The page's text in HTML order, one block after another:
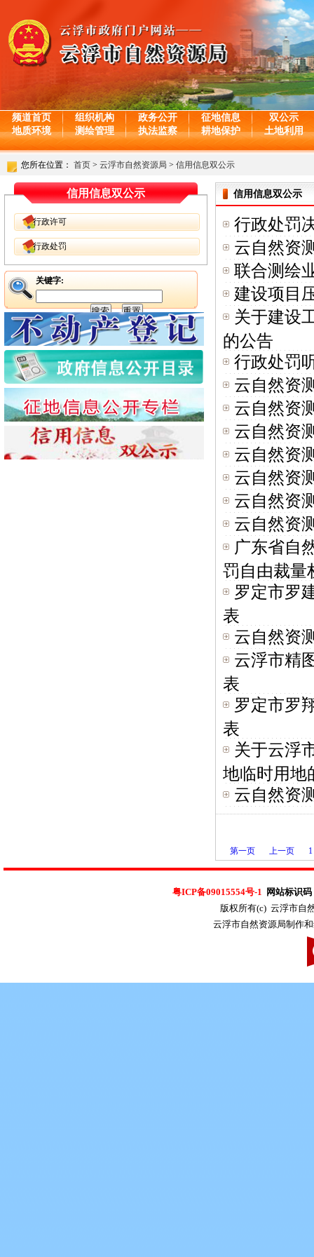
频道首页 组织机构 政务公开 征地信息
双公示
地质环境
测绘管理 执法监察 耕地保护 土地利用
您所在位置： 首页 > 云浮市自然资源局 > 信用信息双公示
信用信息双公示
行政许可
行政处罚
关键字:
信用信息双公示
行政处罚
云自然资
联合测绘
建设项目
关于建设
的公告
行政处罚
云自然资
云自然资
云自然资
云自然资
云自然资
云自然资
云自然资
广东省自
罚自由裁量
罗定市罗
表
云自然资
云浮市精
表
罗定市罗
表
关于云浮
地临时用地
云自然资
第一页 上一页 1
粤ICP备09015554号-1 网站标识
版权所有(c) 云浮市自
云浮市自然资源局制作